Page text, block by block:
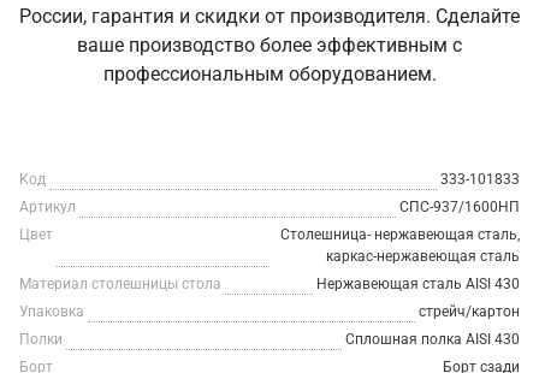
России, гарантия и скидки от производителя. Сделайте
ваше производство более эффективным с
профессиональным оборудованием.
Код
333-101833
Артикул
СПС-937/1600НП
Цвет
Столешница- нержавеющая сталь,
каркас-нержавеющая сталь
Материал столешницы стола
Нержавеющая сталь AISI 430
Упаковка
стрейч/картон
Полки
Сплошная полка AISI 430
Борт
Борт сзади